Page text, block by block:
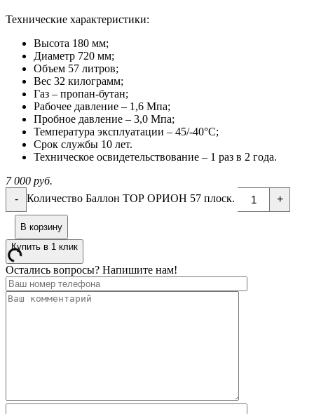
Технические характеристики:
Высота 180 мм;
Диаметр 720 мм;
Объем 57 литров;
Вес 32 килограмм;
Газ – пропан-бутан;
Рабочее давление – 1,6 Мпа;
Пробное давление – 3,0 Мпа;
Температура эксплуатации – 45/-40°С;
Срок службы 10 лет.
Техническое освидетельствование – 1 раз в 2 года.
7 000 руб.
-
Количество Баллон ТОР ОРИОН 57 плоск. +
В корзину
Купить в 1 клик
Остались вопросы? Напишите нам!